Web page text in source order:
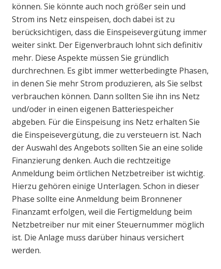
können. Sie könnte auch noch größer sein und
Strom ins Netz einspeisen, doch dabei ist zu
berücksichtigen, dass die Einspeisevergütung immer
weiter sinkt. Der Eigenverbrauch lohnt sich definitiv
mehr. Diese Aspekte müssen Sie gründlich
durchrechnen. Es gibt immer wetterbedingte Phasen,
in denen Sie mehr Strom produzieren, als Sie selbst
verbrauchen können. Dann sollten Sie ihn ins Netz
und/oder in einen eigenen Batteriespeicher
abgeben. Für die Einspeisung ins Netz erhalten Sie
die Einspeisevergütung, die zu versteuern ist. Nach
der Auswahl des Angebots sollten Sie an eine solide
Finanzierung denken. Auch die rechtzeitige
Anmeldung beim örtlichen Netzbetreiber ist wichtig.
Hierzu gehören einige Unterlagen. Schon in dieser
Phase sollte eine Anmeldung beim Bronnener
Finanzamt erfolgen, weil die Fertigmeldung beim
Netzbetreiber nur mit einer Steuernummer möglich
ist. Die Anlage muss darüber hinaus versichert
werden.